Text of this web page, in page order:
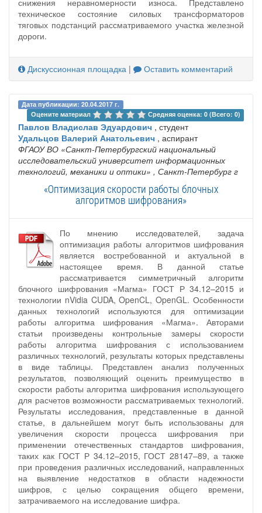
техническое состояние силовых трансформаторов
тяговых подстанций рассматриваемого участка железной
дороги.
Дискуссионная площадка | Оставить комментарий
Дата публикации: 20.04.2017 г.
Оцените материал
Средняя оценка: 0 (Всего: 0)
Павлов Владислав Эдуардович , студент
Удальцов Валерий Анатольевич , аспирант
ФГАОУ ВО «Санкт-Петербургский национальный
исследовательский университет информационных
технологий, механики и оптики» , Санкт-Петербург г
«Оптимизация скорости работы блочных
алгоритмов шифрования»
По мнению исследователей, задача
оптимизация работы алгоритмов шифрования
является востребованной и актуальной в
настоящее время. В данной статье
рассматривается симметричный алгоритм
блочного шифрования «Магма» ГОСТ Р 34.12–2015 и
технологии nVidia CUDA, OpenCL, OpenGL. Особенности
данных технологий используются для оптимизации
работы алгоритма шифрования «Магма». Авторами
статьи произведены контрольные замеры скорости
работы алгоритма шифрования с использованием
различных технологий, результаты которых представлены
в виде таблицы. Представлен анализ полученных
результатов, позволяющий оценить преимущество в
скорости работы алгоритма шифрования использующего
для расчетов возможности рассматриваемых технологий.
Результаты исследования, представленные в данной
статье, в дальнейшем могут быть использованы для
увеличения скорости процесса шифрования при
применении отечественных стандартов шифрования,
таких как ГОСТ Р 34.12–2015, ГОСТ 28147–89, а также
при проведения различных исследований, направленных
на выявление недостатков в области надежности
шифров, с целью сокращения общего времени,
затрачиваемого на исследование шифра.